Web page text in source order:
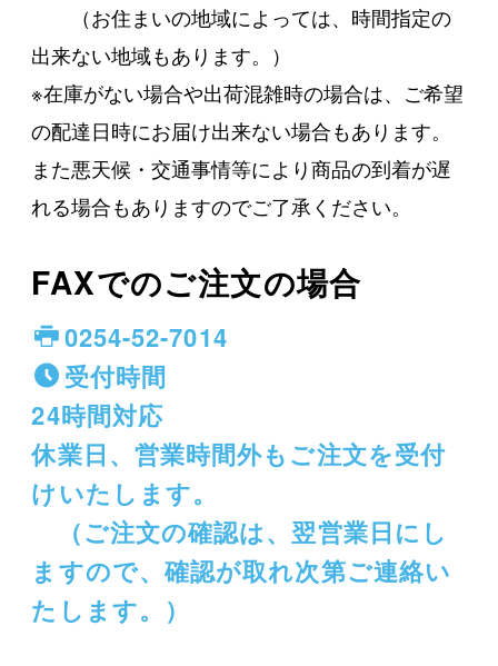
（お住まいの地域によっては、時間指定の
出来ない地域もあります。）
※在庫がない場合や出荷混雑時の場合は、ご希望
の配達日時にお届け出来ない場合もあります。
また悪天候・交通事情等により商品の到着が遅
れる場合もありますのでご了承ください。
FAXでのご注文の場合
0254-52-7014
受付時間
24時間対応
休業日、営業時間外もご注文を受付
けいたします。
（ご注文の確認は、翌営業日にし
ますので、確認が取れ次第ご連絡い
たします。）